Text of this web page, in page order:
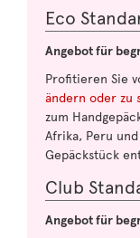
Eco
Angebot für
Profitieren Sie
ändern oder zu
zum
Afrika, Peru
Gepäckstück
Club
Angebot für